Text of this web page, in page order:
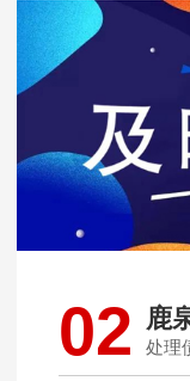
02 鹿
处理